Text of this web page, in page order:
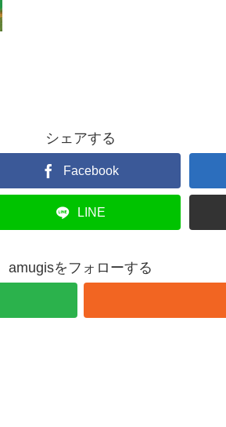
シェアする
Facebook
LINE
amugisをフォローする